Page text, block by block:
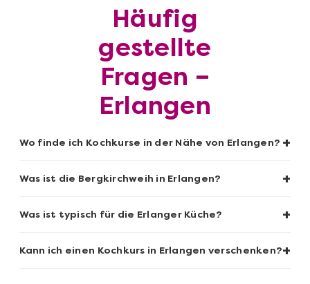
Geschenkbox 100€
Häufig
gestellte
Fragen –
Erlangen
Wo finde ich Kochkurse in der Nähe von Erlangen? +
Was ist die Bergkirchweih in Erlangen? +
Was ist typisch für die Erlanger Küche? +
Kann ich einen Kochkurs in Erlangen verschenken?+